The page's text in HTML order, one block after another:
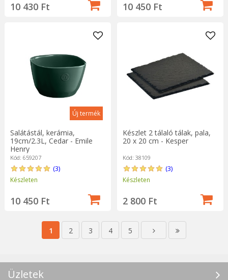
10 430 Ft 10 450 Ft
Új termék
Salátástál, kerámia,
19cm/2.3L, Cedar - Emile
Henry
Kód: 659207
(3)
Készleten
10 450 Ft
Készlet 2 tálaló tálak, pala,
20 x 20 cm - Kesper
Kód: 38109
(3)
Készleten
2 800 Ft
1 2 3 4 5
Üzletek